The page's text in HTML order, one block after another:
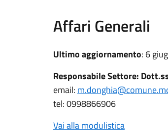
Affari Generali
Ultimo aggiornamento: 6
Responsabile Settore:
email:
tel: 0998866906
Vai alla modulistica